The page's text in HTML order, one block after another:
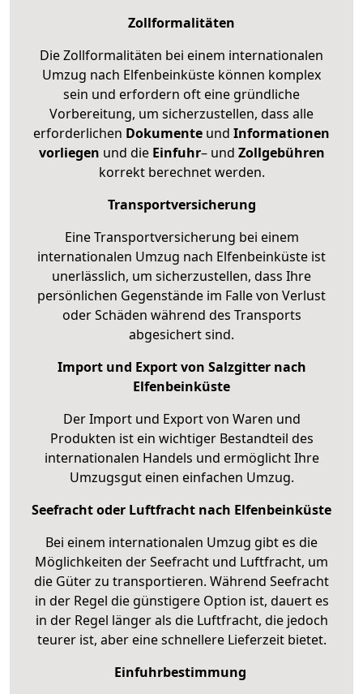
Zollformalitäten
Die Zollformalitäten bei einem internationalen
Umzug nach Elfenbeinküste können komplex
sein und erfordern oft eine gründliche
Vorbereitung, um sicherzustellen, dass alle
erforderlichen Dokumente und Informationen
vorliegen und die Einfuhr– und Zollgebühren
korrekt berechnet werden.
Transportversicherung
Eine Transportversicherung bei einem
internationalen Umzug nach Elfenbeinküste ist
unerlässlich, um sicherzustellen, dass Ihre
persönlichen Gegenstände im Falle von Verlust
oder Schäden während des Transports
abgesichert sind.
Import und Export von Salzgitter nach
Elfenbeinküste
Der Import und Export von Waren und
Produkten ist ein wichtiger Bestandteil des
internationalen Handels und ermöglicht Ihre
Umzugsgut einen einfachen Umzug.
Seefracht oder Luftfracht nach Elfenbeinküste
Bei einem internationalen Umzug gibt es die
Möglichkeiten der Seefracht und Luftfracht, um
die Güter zu transportieren. Während Seefracht
in der Regel die günstigere Option ist, dauert es
in der Regel länger als die Luftfracht, die jedoch
teurer ist, aber eine schnellere Lieferzeit bietet.
Einfuhrbestimmung